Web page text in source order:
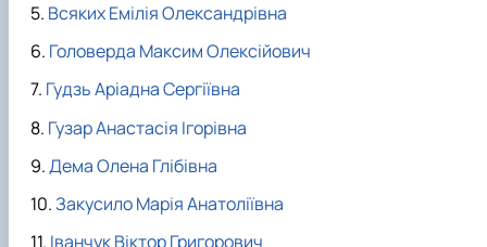
Всяких Емілія Олександрівна
Головерда Максим Олексійович
Гудзь Аріадна Сергіївна
Гузар Анастасія Ігорівна
Дема Олена Глібівна
Закусило Марія Анатоліївна
Іванчук Віктор Григорович